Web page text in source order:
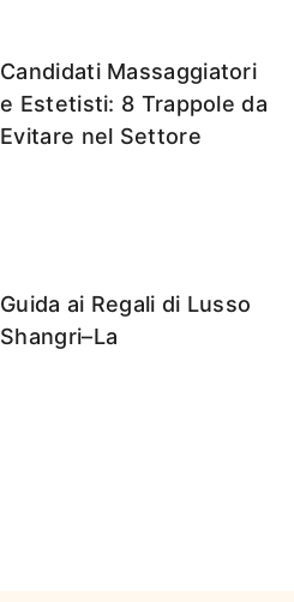
Candidati Massaggiatori
e Estetisti: 8 Trappole da
Evitare nel Settore
Guida ai Regali di Lusso
Shangri–La